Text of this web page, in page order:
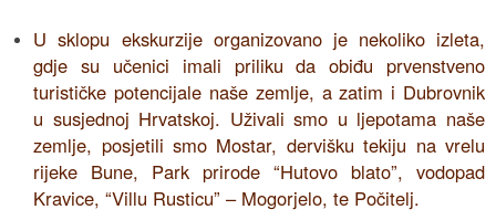
U sklopu ekskurzije organizovano je nekoliko izleta,
gdje su učenici imali priliku da obiđu prvenstveno
turističke potencijale naše zemlje, a zatim i Dubrovnik
u susjednoj Hrvatskoj. Uživali smo u ljepotama naše
zemlje, posjetili smo Mostar, dervišku tekiju na vrelu
rijeke Bune, Park prirode “Hutovo blato”, vodopad
Kravice, “Villu Rusticu” – Mogorjelo, te Počitelj.